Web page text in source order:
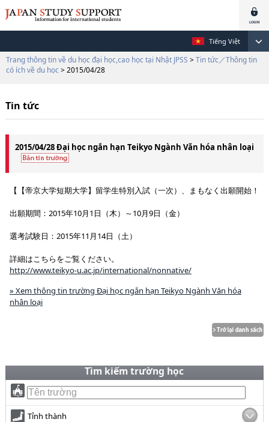
Tiếng Việt
Trang thông tin về du học đại học,cao học tại Nhật JPSS > Tin tức／Thông tin
có ích về du học > 2015/04/28
Tin tức
2015/04/28 Đại học ngắn hạn Teikyo Ngành Văn hóa nhân loại
【【帝京大学短期大学】留学生特別入試（一次）、まもなく出願開始！
出願期間：2015年10月1日（木）～10月9日（金）
選考試験日：2015年11月14日（土）
詳細はこちらをご覧ください。
http://www.teikyo-u.ac.jp/international/nonnative/
» Xem thông tin trường Đại học ngắn hạn Teikyo Ngành Văn hóa
nhân loại
Tìm kiếm trường học
Tỉnh thành